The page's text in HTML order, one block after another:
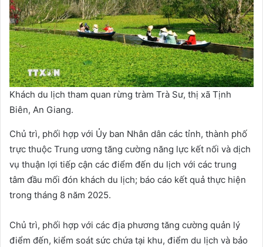
Khách du lịch tham quan rừng tràm Trà Sư, thị xã Tịnh
Biên, An Giang.
Chủ trì, phối hợp với Ủy ban Nhân dân các tỉnh, thành phố
trực thuộc Trung ương tăng cường năng lực kết nối và dịch
vụ thuận lợi tiếp cận các điểm đến du lịch với các trung
tâm đầu mối đón khách du lịch; báo cáo kết quả thực hiện
trong tháng 8 năm 2025.
Chủ trì, phối hợp với các địa phương tăng cường quản lý
điểm đến, kiểm soát sức chứa tại khu, điểm du lịch và bảo